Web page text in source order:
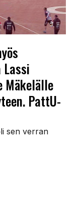
Mäkelälle
PattU-
sen verran